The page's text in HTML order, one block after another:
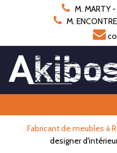
M. MARTY
M.
Fabricant de meubles à
designer
Panneau de gestion des cookies